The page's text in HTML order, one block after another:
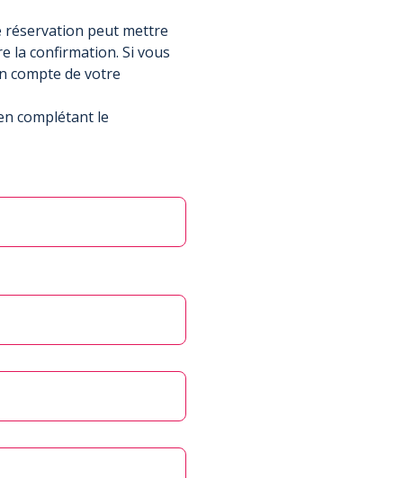
réservation peut mettre
la confirmation. Si vous
compte de votre
complétant le